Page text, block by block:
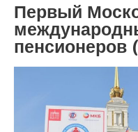
Первый
пенсионеров